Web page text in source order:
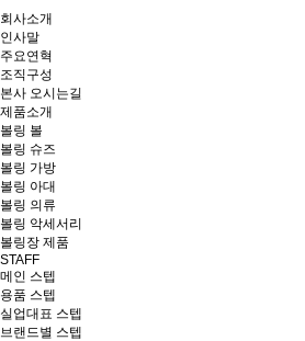
회사소개
인사말
주요연혁
조직구성
본사 오시는길
제품소개
볼링 볼
볼링 슈즈
볼링 가방
볼링 아대
볼링 의류
볼링 악세서리
볼링장 제품
STAFF
메인 스텝
용품 스텝
실업대표 스텝
브랜드별 스텝